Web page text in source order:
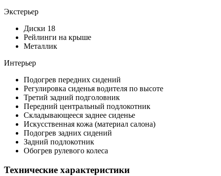
Экстерьер
Диски 18
Рейлинги на крыше
Металлик
Интерьер
Подогрев передних сидений
Регулировка сиденья водителя по высоте
Третий задний подголовник
Передний центральный подлокотник
Складывающееся заднее сиденье
Искусственная кожа (материал салона)
Подогрев задних сидений
Задний подлокотник
Обогрев рулевого колеса
Технические характеристики